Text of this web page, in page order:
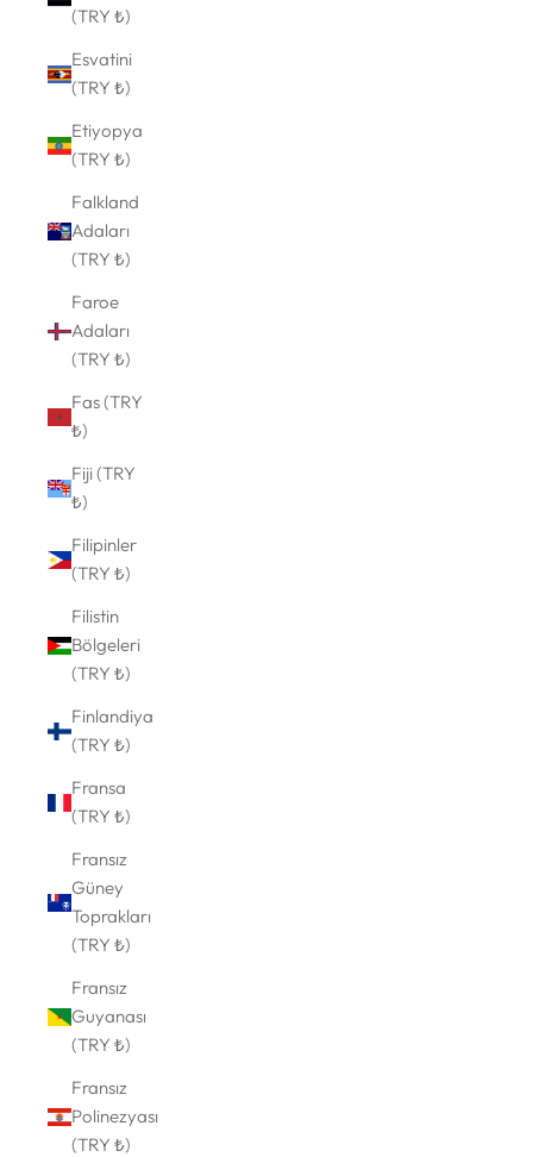
(TRY ₺)
Esvatini
(TRY ₺)
Etiyopya
(TRY ₺)
Falkland
Adaları
(TRY ₺)
Faroe
Adaları
(TRY ₺)
Fas (TRY
₺)
Fiji (TRY
₺)
Filipinler
(TRY ₺)
Filistin
Bölgeleri
(TRY ₺)
Finlandiya
(TRY ₺)
Fransa
(TRY ₺)
Fransız
Güney
Toprakları
(TRY ₺)
Fransız
Guyanası
(TRY ₺)
Fransız
Polinezyası
(TRY ₺)